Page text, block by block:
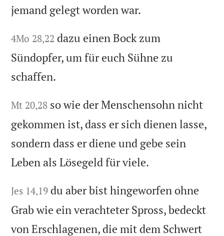
jemand gelegt worden war.
4Mo 28,22 dazu einen Bock zum
Sündopfer, um für euch Sühne zu
schaffen.
Mt 20,28 so wie der Menschensohn nicht
gekommen ist, dass er sich dienen lasse,
sondern dass er diene und gebe sein
Leben als Lösegeld für viele.
Jes 14,19 du aber bist hingeworfen ohne
Grab wie ein verachteter Spross, bedeckt
von Erschlagenen, die mit dem Schwert